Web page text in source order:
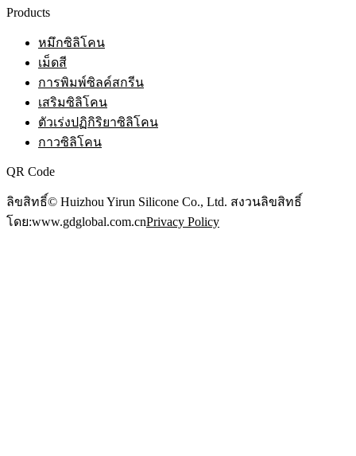
Products
หมึกซิลิโคน
เม็ดสี
การพิมพ์ซิลค์สกรีน
เสริมซิลิโคน
ตัวเร่งปฏิกิริยาซิลิโคน
กาวซิลิโคน
QR Code
ลิขสิทธิ์© Huizhou Yirun Silicone Co., Ltd. สงวนลิขสิทธิ์
โดย:www.gdglobal.com.cnPrivacy Policy